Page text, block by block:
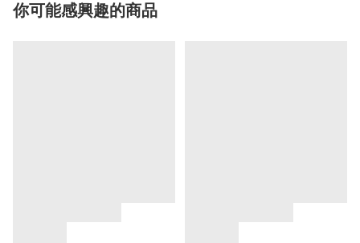
你可能感興趣的商品